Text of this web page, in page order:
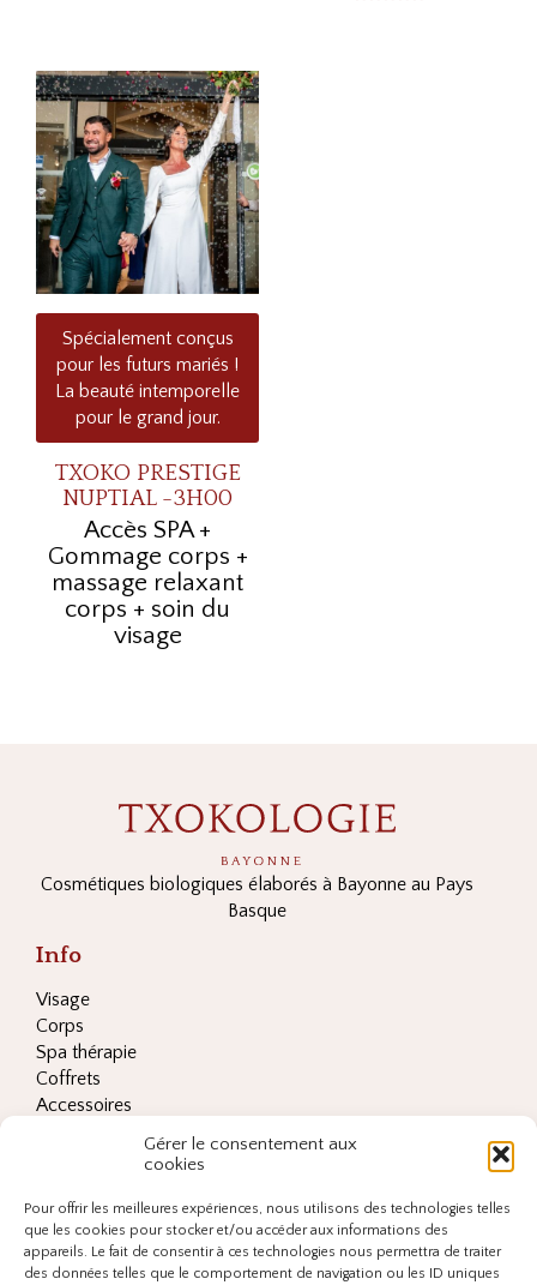
Gérer le consentement aux
cookies
Pour offrir les meilleures expériences, nous utilisons des technologies telles
que les cookies pour stocker et/ou accéder aux informations des
appareils. Le fait de consentir à ces technologies nous permettra de traiter
des données telles que le comportement de navigation ou les ID uniques
Spécialement conçus
pour les futurs mariés !
La beauté intemporelle
pour le grand jour.
TXOKO PRESTIGE
NUPTIAL -3H00
Accès SPA +
Gommage corps +
massage relaxant
corps + soin du
visage
Cosmétiques biologiques élaborés à Bayonne au Pays
Basque
Info
Visage
Corps
Spa thérapie
Coffrets
Accessoires
Les ingrédients clés
Conditions générales de vente
Spa TXOKOLOGIE,
23 rue Albert 1er,
64100 Bayonne